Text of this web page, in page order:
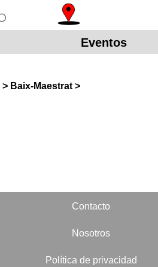
Eventos
Baix-Maestrat >
Contacto
Nosotros
Política de privacidad